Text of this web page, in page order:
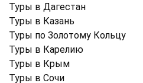
Туры в Дагестан
Туры в Казань
Туры по Золотому Кольцу
Туры в Карелию
Туры в Крым
Туры в Cочи